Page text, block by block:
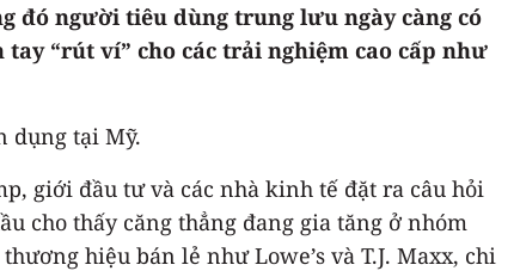
đó người tiêu dùng trung lưu ngày càng có
“rút ví” cho các trải nghiệm cao cấp như
dụng tại Mỹ.
giới đầu tư và các nhà kinh tế đặt ra câu hỏi
cho thấy căng thẳng đang gia tăng ở nhóm
hiệu bán lẻ như Lowe’s và T.J. Maxx, chi